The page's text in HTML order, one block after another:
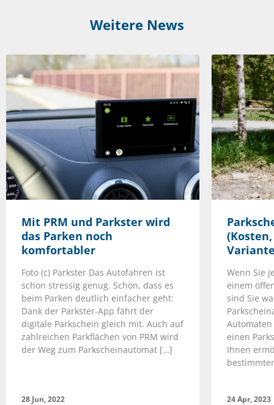
Weitere News
Mit PRM und Parkster wird
das Parken noch
komfortabler
Foto (c) Parkster Das Autofahren ist
schon stressig genug. Schön, dass es
beim Parken deutlich einfacher geht:
Dank der Parkster-App fährt der
digitale Parkschein gleich mit. Auch auf
zahlreichen Parkflächen von PRM wird
der Weg zum Parkscheinautomat […]
28 Jun, 2022
Wenn Sie
einem
sind Sie
einen
Ihnen
24 Apr, 2023